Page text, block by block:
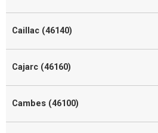
Caillac (46140)
Cajarc (46160)
Cambes (46100)